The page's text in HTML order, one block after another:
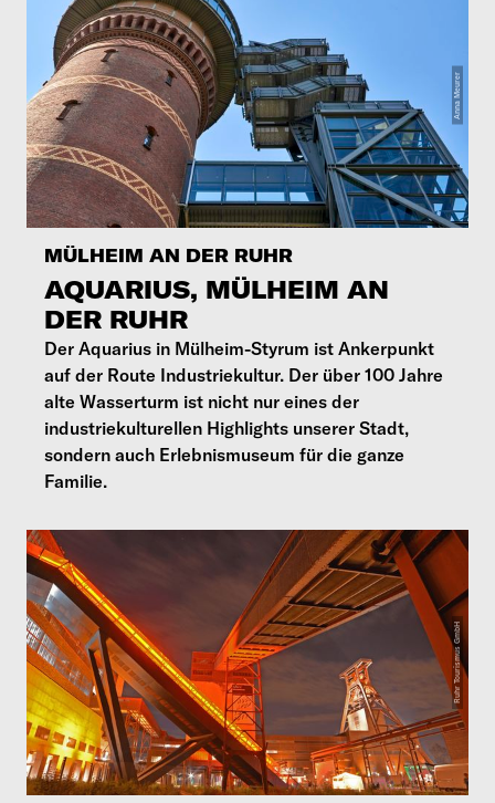
MÜLHEIM AN DER RUHR
AQUARIUS, MÜLHEIM AN
DER RUHR
Der Aquarius in Mülheim-Styrum ist Ankerpunkt
auf der Route Industriekultur. Der über 100 Jahre
alte Wasserturm ist nicht nur eines der
industriekulturellen Highlights unserer Stadt,
sondern auch Erlebnismuseum für die ganze
Familie.